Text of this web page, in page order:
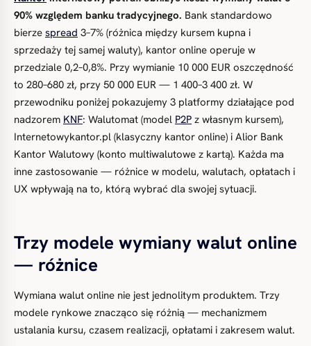
90% względem banku tradycyjnego. Bank standardowo
bierze spread 3–7% (różnica między kursem kupna i
sprzedaży tej samej waluty), kantor online operuje w
przedziale 0,2–0,8%. Przy wymianie 10 000 EUR oszczędność
to 280–680 zł, przy 50 000 EUR — 1 400–3 400 zł. W
przewodniku poniżej pokazujemy 3 platformy działające pod
nadzorem KNF: Walutomat (model P2P z własnym kursem),
Internetowykantor.pl (klasyczny kantor online) i Alior Bank
Kantor Walutowy (konto multiwalutowe z kartą). Każda ma
inne zastosowanie — różnice w modelu, walutach, opłatach i
UX wpływają na to, którą wybrać dla swojej sytuacji.
Trzy modele wymiany walut online
— różnice
Wymiana walut online nie jest jednolitym produktem. Trzy
modele rynkowe znacząco się różnią — mechanizmem
ustalania kursu, czasem realizacji, opłatami i zakresem walut.